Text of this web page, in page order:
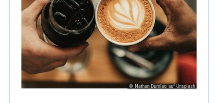
© Nathan Dumlao auf Unsplash